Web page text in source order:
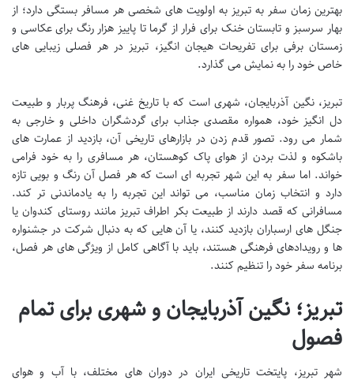
بهترین زمان سفر به تبریز به اولویت های شخصی هر مسافر بستگی دارد؛ از
بهار سرسبز و تابستان خنک برای فرار از گرما تا پاییز هزار رنگ برای عکاسی و
زمستان برفی برای تفریحات هیجان انگیز، تبریز در هر فصلی زیبایی های
خاص خود را به نمایش می گذارد.
تبریز، نگین آذربایجان، شهری است که با تاریخ غنی، فرهنگ پربار و طبیعت
دل انگیز خود، همواره مقصدی جذاب برای گردشگران داخلی و خارجی به
شمار می رود. تصور قدم زدن در بازارهای تاریخی آن، بازدید از عمارت های
باشکوه و لذت بردن از هوای پاک کوهستان، هر مسافری را به خود فرامی
خواند. اما سفر به این شهر تجربه ای است که هر فصل آن رنگ و بویی تازه
دارد و انتخاب زمان مناسب، می تواند این تجربه را به یادماندنی تر کند.
مسافرانی که قصد دارند از طبیعت بکر اطراف تبریز مانند روستای کندوان یا
جنگل های ارسباران بازدید کنند، یا آن هایی که به دنبال شرکت در جشنواره
ها و رویدادهای فرهنگی هستند، باید با آگاهی کامل از ویژگی های هر فصل،
برنامه سفر خود را تنظیم کنند.
تبریز؛ نگین آذربایجان و شهری برای تمام
فصول
شهر تبریز، پایتخت تاریخی ایران در دوران های مختلف، با آب و هوای